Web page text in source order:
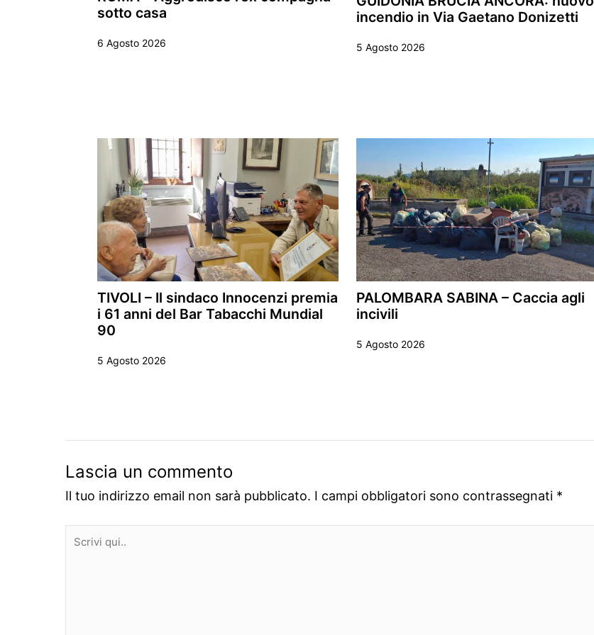
sotto casa
6 Agosto 2026
incendio in Via Gaetano Donizetti
5 Agosto 2026
TIVOLI – Il sindaco Innocenzi premia
i 61 anni del Bar Tabacchi Mundial
90
5 Agosto 2026
PALOMBARA SABINA – Caccia agli
incivili
5 Agosto 2026
Lascia un commento
Il tuo indirizzo email non sarà pubblicato. I campi obbligatori sono contrassegnati *
Scrivi